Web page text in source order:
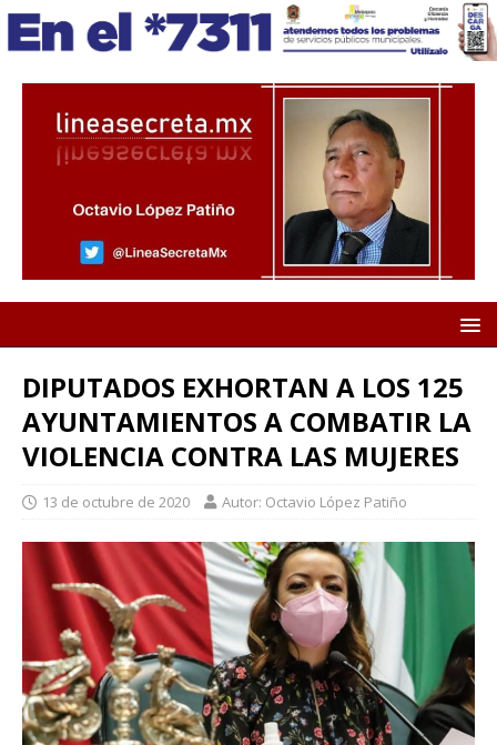
DIPUTADOS EXHORTAN A LOS 125
AYUNTAMIENTOS A COMBATIR LA
VIOLENCIA CONTRA LAS MUJERES
13 de octubre de 2020 Autor: Octavio López Patiño